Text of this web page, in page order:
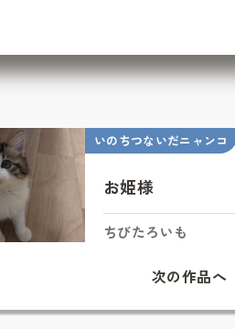
いのちつないだニャンコ
お姫様
ちびたろいも
次の作品へ